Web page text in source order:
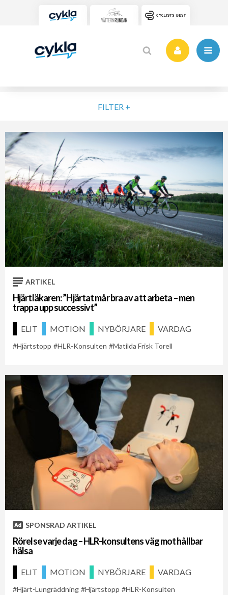
FILTER +
ELIT MOTION NYBÖRJARE
VARDAG
POPULÄRA TAGGAR
Vätternrundan
Motionslopp
Cykling
Cykelveckan 2025
MTB
Träning
Vättern Bike Games
MTB-Lopp
Cykelveckan 2021
Cykelveckan 2026
Hjärtstopp
SORTERA PÅ
RENSA
ARTIKEL
Hjärtläkaren: ”Hjärtat mår bra av att arbeta – men
trappa upp successivt”
ELIT MOTION NYBÖRJARE VARDAG
Hjärtstopp HLR-Konsulten Matilda Frisk Torell
SPONSRAD ARTIKEL
Rörelse varje dag – HLR-konsultens väg mot hållbar
hälsa
ELIT MOTION NYBÖRJARE VARDAG
Hjärt-Lungräddning Hjärtstopp HLR-Konsulten